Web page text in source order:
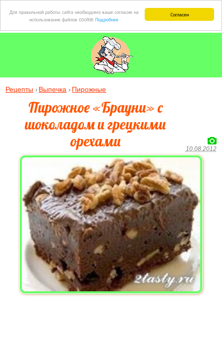
Согласен
Для правильной работы сайта необходимо ваше согласие на
использование файлов cookie Подробнее
Рецепты Выпечка Пирожные
Пирожное «Брауни» с
шоколадом и грецкими
орехами
10.08.2012